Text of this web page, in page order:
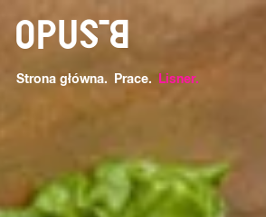
o
Strona główna Prace Lisner